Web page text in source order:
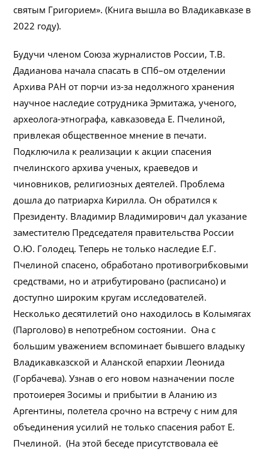
святым Григорием». (Книга вышла во Владикавказе в
2022 году).
Будучи членом Союза журналистов России, Т.В.
Дадианова начала спасать в СПб–ом отделении
Архива РАН от порчи из-за недолжного хранения
научное наследие сотрудника Эрмитажа, ученого,
археолога-этнографа, кавказоведа Е. Пчелиной,
привлекая общественное мнение в печати.
Подключила к реализации к акции спасения
пчелинского архива ученых, краеведов и
чиновников, религиозных деятелей. Проблема
дошла до патриарха Кирилла. Он обратился к
Президенту. Владимир Владимирович дал указание
заместителю Председателя правительства России
О.Ю. Голодец. Теперь не только наследие Е.Г.
Пчелиной спасено, обработано противогрибковыми
средствами, но и атрибутировано (расписано) и
доступно широким кругам исследователей.
Несколько десятилетий оно находилось в Колымягах
(Парголово) в непотребном состоянии. Она с
большим уважением вспоминает бывшего владыку
Владикавказской и Аланской епархии Леонида
(Горбачева). Узнав о его новом назначении после
протоиерея Зосимы и прибытии в Аланию из
Аргентины, полетела срочно на встречу с ним для
объединения усилий не только спасения работ Е.
Пчелиной. (На этой беседе присутствовала её